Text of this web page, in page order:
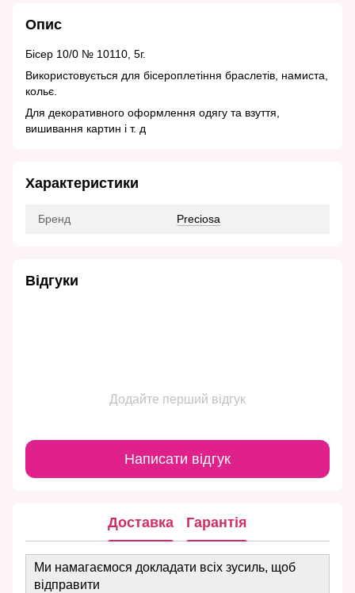
Опис
Бісер 10/0 № 10110, 5г.
Використовується для бісероплетіння браслетів, намиста,
кольє.
Для декоративного оформлення одягу та взуття,
вишивання картин і т. д
Характеристики
Бренд Preciosa
Відгуки
Додайте перший відгук
Написати відгук
Доставка Гарантія
Ми намагаємося докладати всіх зусиль, щоб
відправити